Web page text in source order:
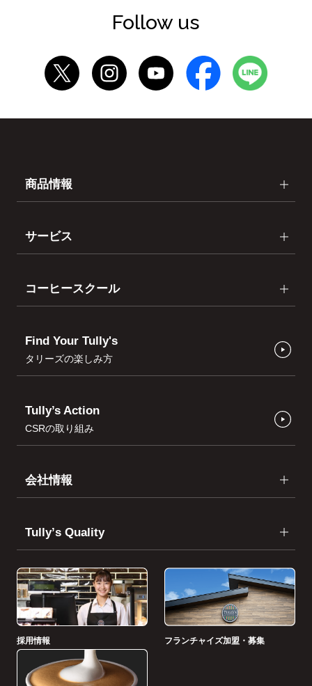
Follow us
商品情報
サービス
コーヒースクール
Find Your Tully's
タリーズの楽しみ方
Tully’s Action
CSRの取り組み
会社情報
Tullyʼs Quality
採用情報 フランチャイズ加盟・募集